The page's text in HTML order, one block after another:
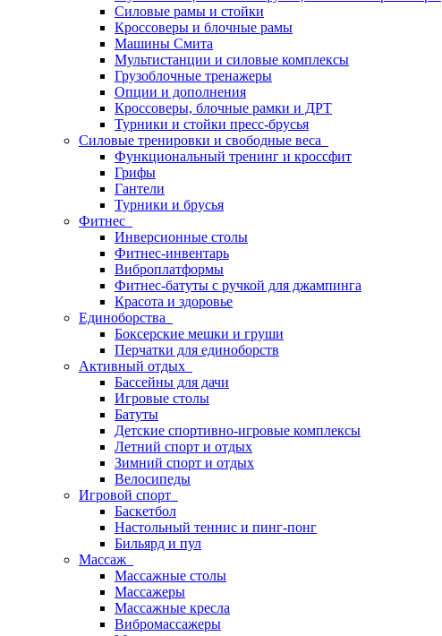
Силовые рамы и стойки
Кроссоверы и блочные рамы
Машины Смита
Мультистанции и силовые комплексы
Грузоблочные тренажеры
Опции и дополнения
Кроссоверы, блочные рамки и ДРТ
Турники и стойки пресс-брусья
Силовые тренировки и свободные веса
Функциональный тренинг и кроссфит
Грифы
Гантели
Турники и брусья
Фитнес
Инверсионные столы
Фитнес-инвентарь
Виброплатформы
Фитнес-батуты с ручкой для джампинга
Красота и здоровье
Единоборства
Боксерские мешки и груши
Перчатки для единоборств
Активный отдых
Бассейны для дачи
Игровые столы
Батуты
Детские спортивно-игровые комплексы
Летний спорт и отдых
Зимний спорт и отдых
Велосипеды
Игровой спорт
Баскетбол
Настольный теннис и пинг-понг
Бильярд и пул
Массаж
Массажные столы
Массажеры
Массажные кресла
Вибромассажеры